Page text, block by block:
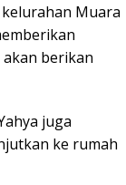
Muara
berikan
juga
ke rumah